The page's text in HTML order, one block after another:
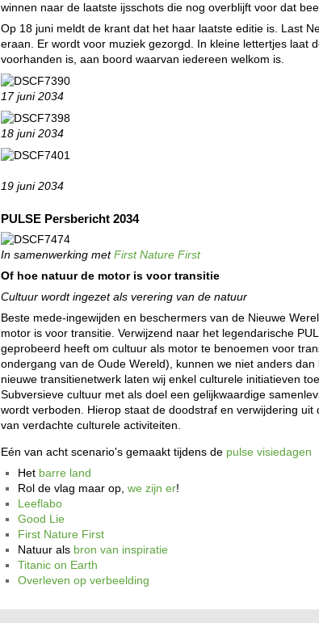
winnen naar de laatste ijsschots die nog overblijft voor dat
Op 18 juni meldt de krant dat het haar laatste editie is. Last
eraan. Er wordt voor muziek gezorgd. In kleine lettertjes laat
voorhanden is, aan boord waarvan iedereen welkom is.
17 juni 2034
18 juni 2034
19 juni 2034
PULSE Persbericht 2034
In samenwerking metFirst Nature First
Of hoe natuur de motor is voor transitie
Cultuur wordt ingezet als verering van de natuur
Beste mede-ingewijden en beschermers van de Nieuwe
motor is voor transitie. Verwijzend naar het legendarische
geprobeerd heeft om cultuur als motor te benoemen voor
ondergang van de Oude Wereld), kunnen we niet anders
nieuwe transitienetwerk laten wij enkel culturele initiatieven
Subversieve cultuur met als doel een gelijkwaardige
wordt verboden. Hierop staat de doodstraf en verwijdering
van verdachte culturele activiteiten.
Eén van acht scenario's gemaakt tijdens de pulse visiedagen
Het barre land
Rol de vlag maar op,we zijn er!
Leeflabo
Good Lie
First Nature First
Natuur als bron van inspiratie
Titanic on Earth
Overleven op verbeelding